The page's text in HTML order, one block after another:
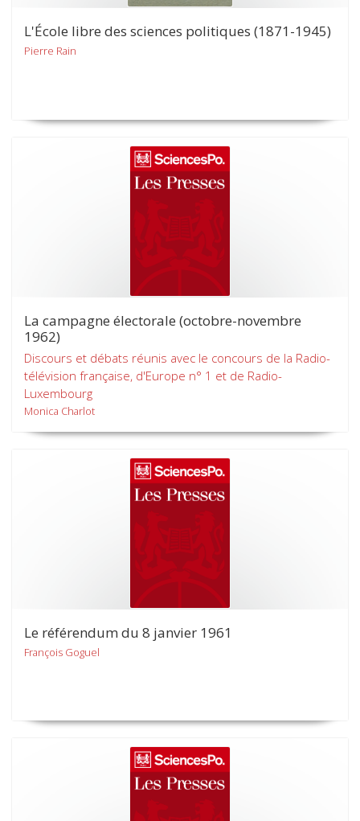
L'École libre des sciences politiques (1871-1945)
Pierre Rain
La campagne électorale (octobre-novembre
1962)
Discours et débats réunis avec le concours de la Radio-
télévision française, d'Europe n° 1 et de Radio-
Luxembourg
Monica Charlot
Le référendum du 8 janvier 1961
François Goguel